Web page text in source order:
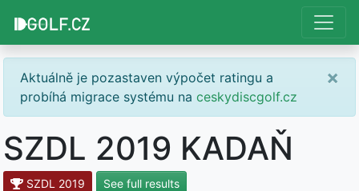
Aktuálně je pozastaven výpočet ratingu a
probíhá migrace systému na ceskydiscgolf.cz
×
SZDL 2019 KADAŇ
SZDL 2019 See full results